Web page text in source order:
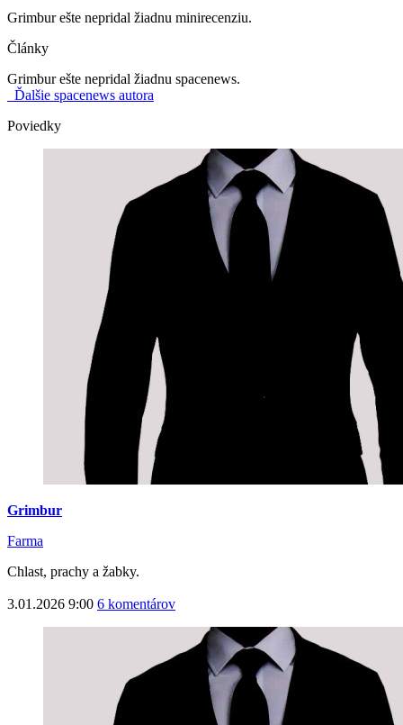
Grimbur ešte nepridal žiadnu minirecenziu.
Články
Grimbur ešte nepridal žiadnu spacenews.
Ďalšie spacenews autora
Poviedky
Grimbur
Farma
Chlast, prachy a žabky.
3.01.2026 9:00 6 komentárov